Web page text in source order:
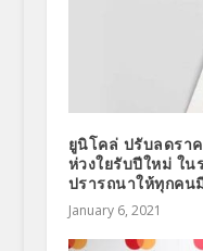
ยูนิโคล่ ปรับลดรา
ห่วงใยรับปีใหม่ ใน
ปรารถนาให้ทุกค
January 6, 2021